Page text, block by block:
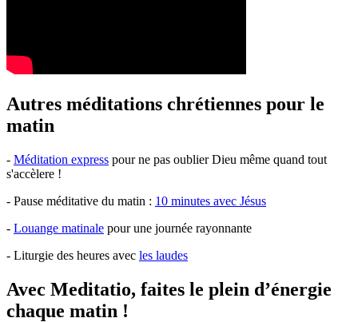
Autres méditations chrétiennes pour le
matin
- Méditation express pour ne pas oublier Dieu même quand tout
s'accèlere !
- Pause méditative du matin : 10 minutes avec Jésus
- Louange matinale pour une journée rayonnante
- Liturgie des heures avec les laudes
Avec Meditatio, faites le plein d’énergie
chaque matin !